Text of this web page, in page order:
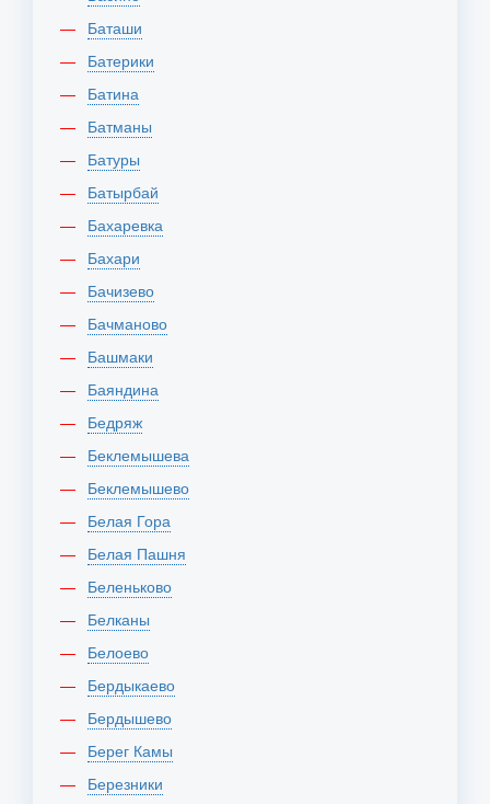
Баташи
Батерики
Батина
Батманы
Батуры
Батырбай
Бахаревка
Бахари
Бачизево
Бачманово
Башмаки
Баяндина
Бедряж
Беклемышева
Беклемышево
Белая Гора
Белая Пашня
Беленьково
Белканы
Белоево
Бердыкаево
Бердышево
Берег Камы
Березники